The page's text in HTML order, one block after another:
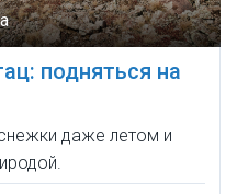
подняться на
даже летом и